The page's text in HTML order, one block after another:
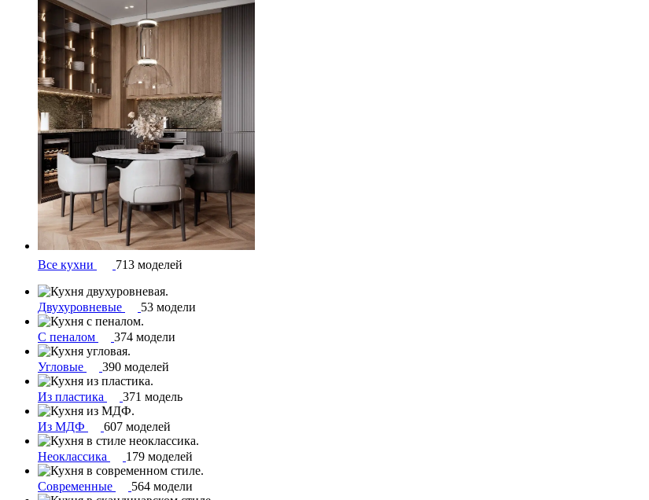
Все кухни 713 моделей
Двухуровневые 53 модели
С пеналом 374 модели
Угловые 390 моделей
Из пластика 371 модель
Из МДФ 607 моделей
Неоклассика 179 моделей
Современные 564 модели